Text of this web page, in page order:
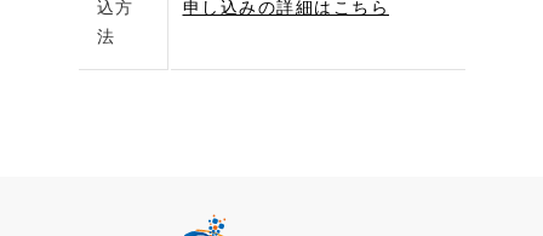
込方
法
申し込みの詳細はこちら